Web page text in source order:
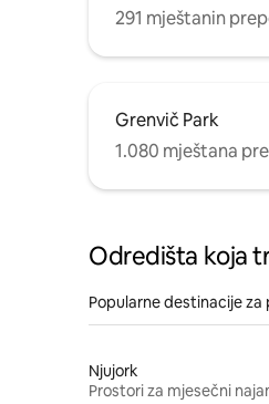
291 mještanin
Grenvič Park
1.080 mještana
Odredišta koja
Popularne destinacije
Njujork
Prostori za mjesečni